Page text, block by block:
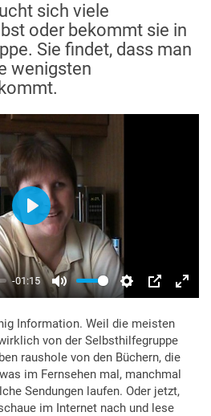
sich viele
oder bekommt sie in
Sie findet, dass man
wenigsten
Information. Weil die meisten
von der Selbsthilfegruppe
raushole von den Büchern, die
im Fernsehen mal, manchmal
Sendungen laufen. Oder jetzt,
im Internet nach und lese